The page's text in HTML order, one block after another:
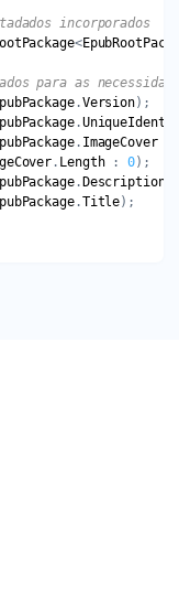
incorporados
<
para as
.Version
.
. ImageCover
. Length : 0
. Description
.Title